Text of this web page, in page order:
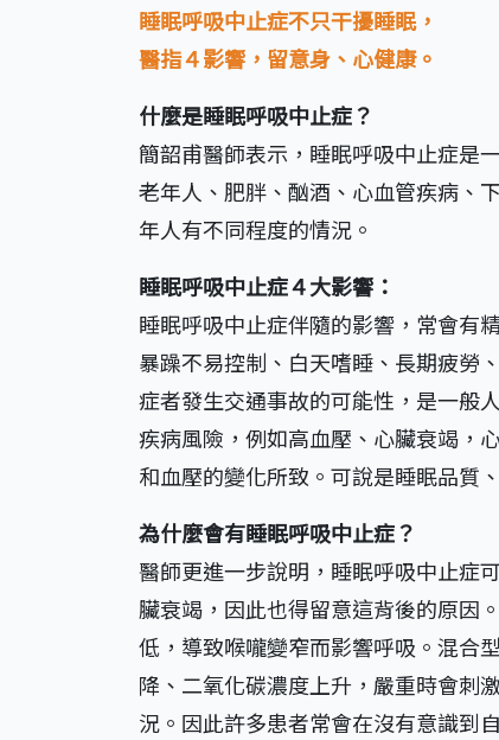
睡眠呼吸中止症不只干擾睡眠，
醫指４影響，留意身、心健康。
什麼是睡眠呼吸中止症？
簡韶甫醫師表示，睡眠呼吸中止症是
老年人、肥胖、酗酒、心血管疾病、
年人有不同程度的情況。
睡眠呼吸中止症４大影響：
睡眠呼吸中止症伴隨的影響，常會有
暴躁不易控制、白天嗜睡、長期疲勞
症者發生交通事故的可能性，是一般
疾病風險，例如高血壓、心臟衰竭，
和血壓的變化所致。可說是睡眠品質
為什麼會有睡眠呼吸中止症？
醫師更進一步說明，睡眠呼吸中止症
臟衰竭，因此也得留意這背後的原因
低，導致喉嚨變窄而影響呼吸。混合
降、二氧化碳濃度上升，嚴重時會刺
況。因此許多患者常會在沒有意識到